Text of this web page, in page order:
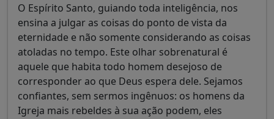
O Espírito Santo, guiando toda inteligência, nos
ensina a julgar as coisas do ponto de vista da
eternidade e não somente considerando as coisas
atoladas no tempo. Este olhar sobrenatural é
aquele que habita todo homem desejoso de
corresponder ao que Deus espera dele. Sejamos
confiantes, sem sermos ingênuos: os homens da
Igreja mais rebeldes à sua ação podem, eles